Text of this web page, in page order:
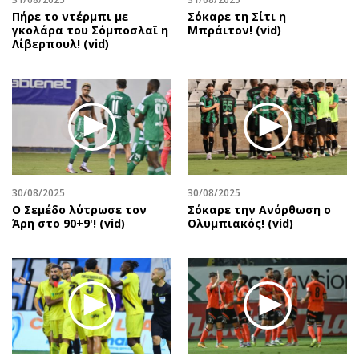
Πήρε το ντέρμπι με
γκολάρα του Σόμποσλαϊ η
Λίβερπουλ! (vid)
Σόκαρε τη Σίτι η
Μπράιτον! (vid)
30/08/2025
Ο Σεμέδο λύτρωσε τον
Άρη στο 90+9'! (vid)
30/08/2025
Σόκαρε την Ανόρθωση ο
Ολυμπιακός! (vid)